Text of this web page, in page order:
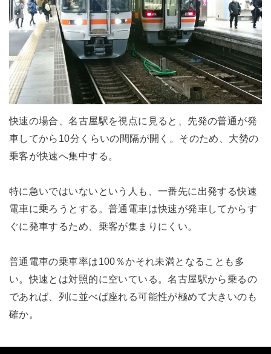
快速の場合、名古屋駅を視点に見ると、先発の普通が発
車してから10分くらいの間隔が開く。そのため、大勢の
乗客が快速へ集中する。
特に急いではいないという人も、一番先に出発する快速
電車に乗ろうとする。普通電車は快速が発車してからす
ぐに発車するため、乗客が集まりにくい。
普通電車の乗車率は100％かそれ未満となることも多
い。快速とは対照的に空いている。名古屋駅から乗るの
であれば、列に並べば座れる可能性が極めて大きいのも
確か。